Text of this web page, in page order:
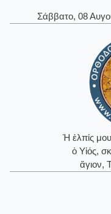
Σάββατο, 08
Ἡ ἐλπίς
ὁ Υἱός,
ἅγιον,